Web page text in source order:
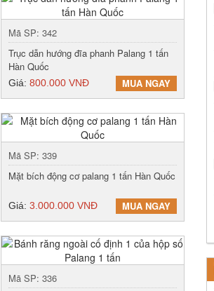
Mã SP: 342
Trục dẫn hướng đĩa phanh Palang 1 tấn
Hàn Quốc
Giá: 800.000 VNĐ MUA NGAY
Mã SP: 339
Mặt bích động cơ palang 1 tấn Hàn Quốc
Giá: 3.000.000 VNĐ MUA NGAY
Mã SP: 336